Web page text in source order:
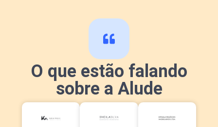
O que estão falando
sobre a Alude